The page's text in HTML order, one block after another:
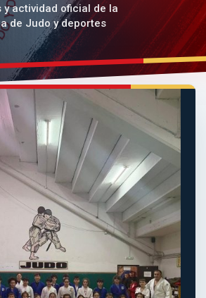
actividad oficial de la
de Judo y deportes